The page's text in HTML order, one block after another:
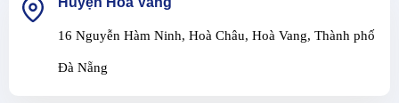
16 Nguyễn Hàm Ninh, Hoà Châu, Hoà Vang, Thành phố
Đà Nẵng